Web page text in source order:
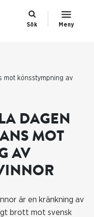
Sök Meny
mot könsstympning av
DAGEN
MOT
AV
är en kränkning av
brott mot svensk